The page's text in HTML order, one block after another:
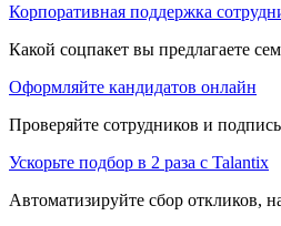
Корпоративная поддержка
Какой соцпакет вы предлагаете
Оформляйте кандидатов онлайн
Проверяйте сотрудников и
Ускорьте подбор в 2 раза с Talantix
Автоматизируйте сбор откликов,